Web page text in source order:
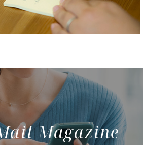
Magazine